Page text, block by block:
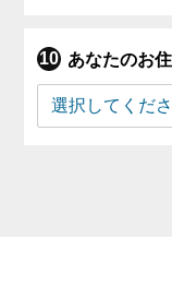
あなたのお